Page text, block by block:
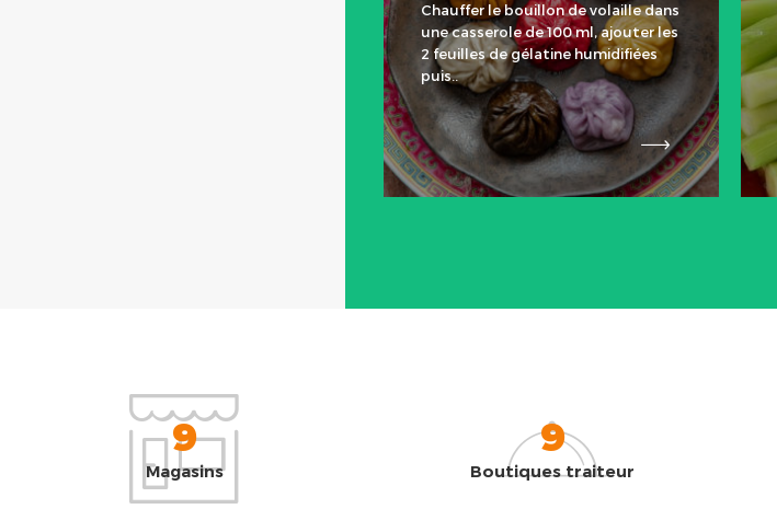
Chauffer le bouillon de volaille dans
une casserole de 100 ml, ajouter les
2 feuilles de gélatine humidifiées
puis..
9
Magasins
9
Boutiques traiteur